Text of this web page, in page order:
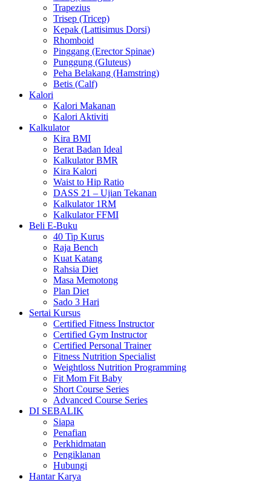
Trapezius
Trisep (Tricep)
Kepak (Lattisimus Dorsi)
Rhomboid
Pinggang (Erector Spinae)
Punggung (Gluteus)
Peha Belakang (Hamstring)
Betis (Calf)
Kalori
Kalori Makanan
Kalori Aktiviti
Kalkulator
Kira BMI
Berat Badan Ideal
Kalkulator BMR
Kira Kalori
Waist to Hip Ratio
DASS 21 – Ujian Tekanan
Kalkulator 1RM
Kalkulator FFMI
Beli E-Buku
40 Tip Kurus
Raja Bench
Kuat Katang
Rahsia Diet
Masa Memotong
Plan Diet
Sado 3 Hari
Sertai Kursus
Certified Fitness Instructor
Certified Gym Instructor
Certified Personal Trainer
Fitness Nutrition Specialist
Weightloss Nutrition Programming
Fit Mom Fit Baby
Short Course Series
Advanced Course Series
DI SEBALIK
Siapa
Penafian
Perkhidmatan
Pengiklanan
Hubungi
Hantar Karya